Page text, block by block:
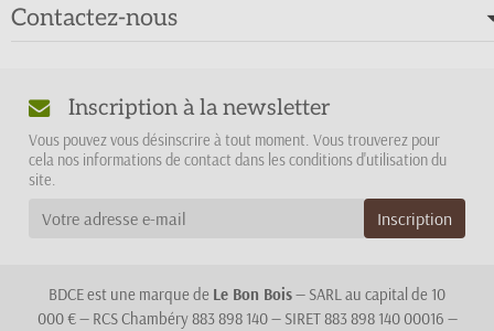
Contactez-nous
Inscription à la newsletter
Vous pouvez vous désinscrire à tout moment. Vous trouverez pour
cela nos informations de contact dans les conditions d'utilisation du
site.
BDCE est une marque de Le Bon Bois— SARL au capital de 10
000 € — RCS Chambéry 883 898 140 — SIRET 883 898 140 00016 —